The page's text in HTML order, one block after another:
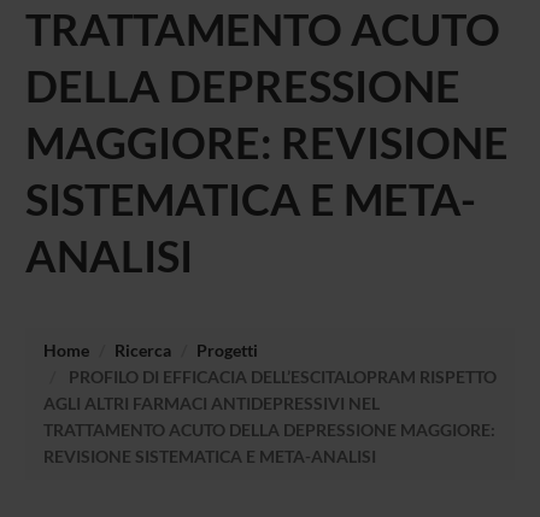
TRATTAMENTO ACUTO
DELLA DEPRESSIONE
MAGGIORE: REVISIONE
SISTEMATICA E META-
ANALISI
Home Ricerca
Progetti
PROFILO DI EFFICACIA DELL’ESCITALOPRAM RISPETTO
AGLI ALTRI FARMACI ANTIDEPRESSIVI NEL
TRATTAMENTO ACUTO DELLA DEPRESSIONE MAGGIORE:
REVISIONE SISTEMATICA E META-ANALISI